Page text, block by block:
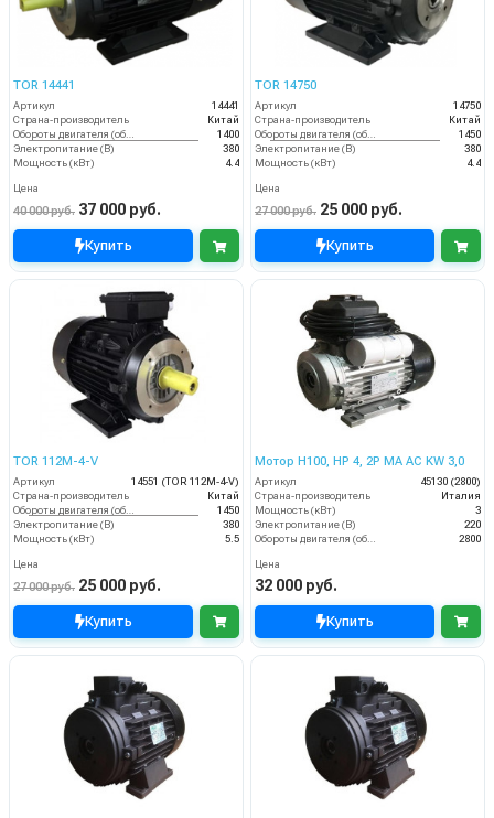
TOR 14441
Артикул
14441
Страна-производитель
Китай
Обороты двигателя (об/мин)
1400
Электропитание (В)
380
Мощность (кВт)
4.4
Цена
40 000 руб. 37 000 руб.
Купить
TOR 14750
Артикул
14750
Страна-производитель
Китай
Обороты двигателя (об/мин)
1450
Электропитание (В)
380
Мощность (кВт)
4.4
Цена
27 000 руб. 25 000 руб.
Купить
TOR 112M-4-V
Артикул
14551 (TOR 112M-4-V)
Страна-производитель
Китай
1450
Электропитание (В)
380
Мощность (кВт)
5.5
Цена
27 000 руб. 25 000 руб.
Купить
Мотор H100, HP 4, 2P MA AC KW 3,0
Артикул
45130 (2800)
Страна-производитель
Италия
Мощность (кВт)
3
Электропитание (В)
220
2800
Цена
32 000 руб.
Купить